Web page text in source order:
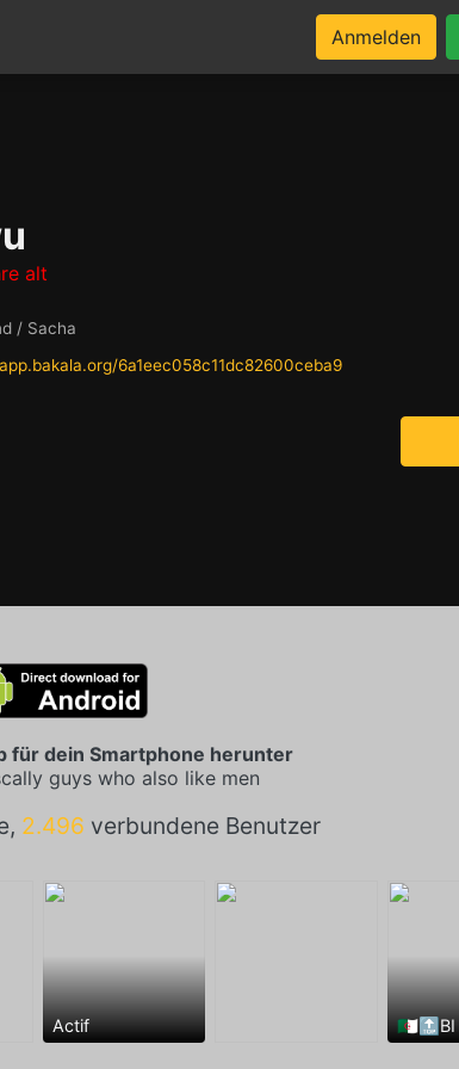
Anmelden
alt
/ Sacha
6a1eec058c11dc82600ceba9
für dein Smartphone herunter
guys who also like men
2.496 verbundene Benutzer
Actif 🇩🇿🔝BI